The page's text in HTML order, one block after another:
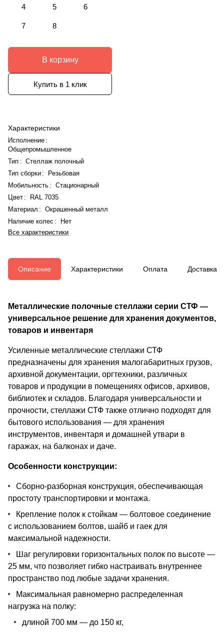
4 5 6
7 8
В корзину
Купить в 1 клик
Характеристики
Исполнение :
Общепромышленное
Тип : Стеллаж полочный
Тип сборки:
Резьбовая
Мобильность : Стационарный
Цвет :
RAL 7035
Материал : Окрашенный металл
Наличие колес :
Нет
Все характеристики
Описание Характеристики Оплата Доставка
Металлические полочные стеллажи серии СТФ —
универсальное решение для хранения документов,
товаров и инвентаря
Усиленные металлические стеллажи СТФ
предназначены для хранения малогабаритных грузов,
архивной документации, оргтехники, различных
товаров и продукции в помещениях офисов, архивов,
библиотек и складов. Благодаря универсальности и
прочности, стеллажи СТФ также отлично подходят для
бытового использования — для хранения
инструментов, инвентаря и домашней утвари в
гаражах, на балконах и даче.
Особенности конструкции:
Сборно-разборная конструкция, обеспечивающая
простоту транспортировки и монтажа.
Крепление полок к стойкам — болтовое соединение
с использованием болтов, шайб и гаек для
максимальной надежности.
Шаг регулировки горизонтальных полок по высоте —
25 мм, что позволяет гибко настраивать внутреннее
пространство под любые задачи хранения.
Максимальная равномерно распределенная
нагрузка на полку:
длиной 700 мм — до 150 кг,